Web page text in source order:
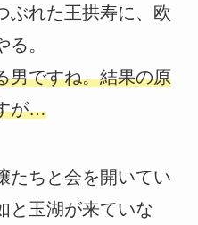
ぶれた王拱寿に、欧
。
男ですね。結果の原
が…
たちと会を開いてい
と玉湖が来ていな